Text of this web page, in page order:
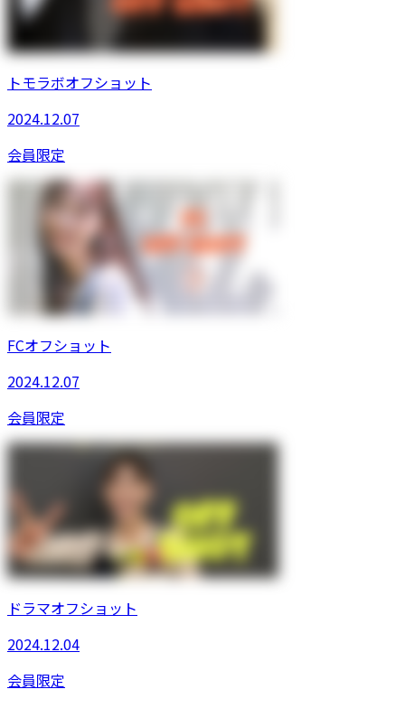
トモラボオフショット
2024.12.07
会員限定
FCオフショット
2024.12.07
会員限定
ドラマオフショット
2024.12.04
会員限定